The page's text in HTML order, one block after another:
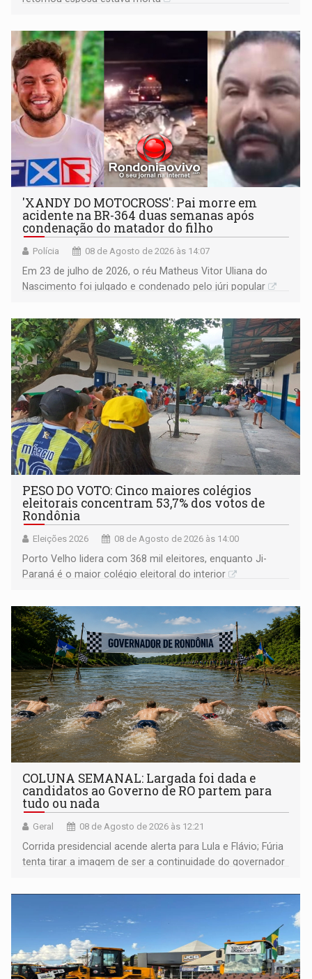
'XANDY DO MOTOCROSS': Pai morre em
acidente na BR-364 duas semanas após
condenação do matador do filho
Polícia 08 de Agosto de 2026 às 14:07
Em 23 de julho de 2026, o réu Matheus Vitor Uliana do
Nascimento foi julgado e condenado pelo júri popular
PESO DO VOTO: Cinco maiores colégios
eleitorais concentram 53,7% dos votos de
Rondônia
Eleições 2026 08 de Agosto de 2026 às 14:00
Porto Velho lidera com 368 mil eleitores, enquanto Ji-
Paraná é o maior colégio eleitoral do interior
COLUNA SEMANAL: Largada foi dada e
candidatos ao Governo de RO partem para
tudo ou nada
Geral 08 de Agosto de 2026 às 12:21
Corrida presidencial acende alerta para Lula e Flávio; Fúria
tenta tirar a imagem de ser a continuidade do governador
não ter entrado no modo eleição; ABAV faz evento em